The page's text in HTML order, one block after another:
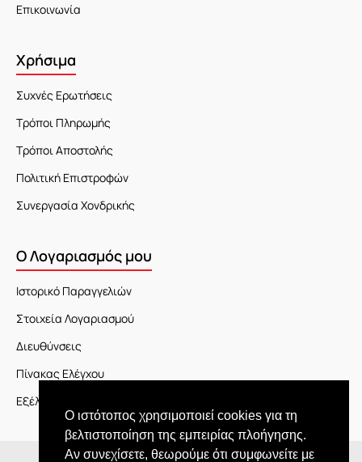
Ο ιστότοπος χρησιμοποιεί cookies για τη
βελτιστοποίηση της εμπειρίας πλοήγησης.
Αν συνεχίσετε, θεωρούμε ότι συμφωνείτε με
Επικοινωνία
Χρήσιμα
Συχνές Ερωτήσεις
Τρόποι Πληρωμής
Τρόποι Αποστολής
Πολιτική Επιστροφών
Συνεργασία Χονδρικής
Ο Λογαριασμός μου
Ιστορικό Παραγγελιών
Στοιχεία Λογαριασμού
Διευθύνσεις
Πίνακας Ελέγχου
Εξέλιξη Παραγγελίας